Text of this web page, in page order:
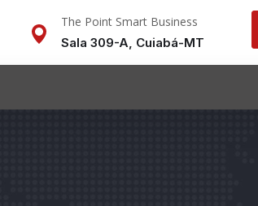
The Point Smart Business
Sala 309-A, Cuiabá-MT